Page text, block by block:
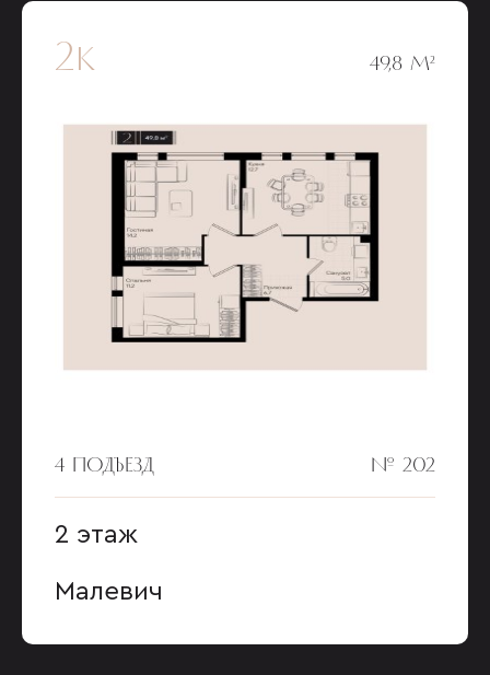
2к 49,8 М²
4 ПОДЪЕЗД № 202
2 этаж
Малевич